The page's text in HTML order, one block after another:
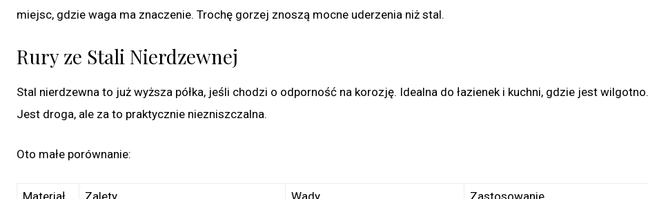
miejsc, gdzie waga ma znaczenie. Trochę gorzej znoszą mocne uderzenia niż stal.
Rury ze Stali Nierdzewnej
Stal nierdzewna to już wyższa półka, jeśli chodzi o odporność na korozję. Idealna do łazienek i kuchni, gdzie jest wilgotno.
Jest droga, ale za to praktycznie niezniszczalna.
Oto małe porównanie:
Materiał Zalety Wady Zastosowanie